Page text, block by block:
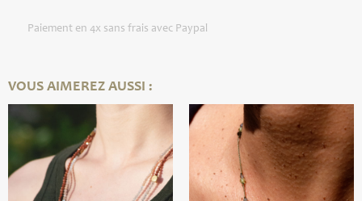
Paiement en 4x sans frais avec Paypal
VOUS AIMEREZ AUSSI :